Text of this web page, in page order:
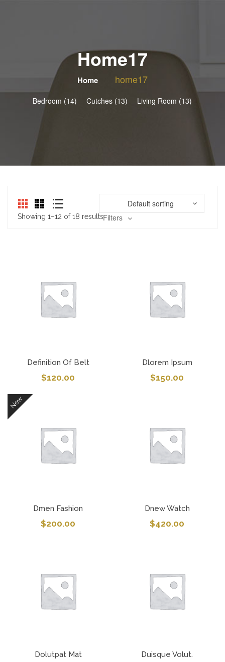
Home17
Home home17
Bedroom (14) Cutches (13) Living Room (13)
Default sorting
Filters
Showing 1–12 of 18 results
Definition Of Belt
$120.00
Dlorem Ipsum
$150.00
New
Dmen Fashion
$200.00
Dnew Watch
$420.00
Dolutpat Mat Duisque Volut.